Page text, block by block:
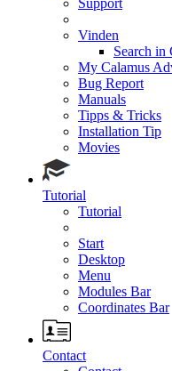
Support
Vinden
Search in
My Calamus
Bug Report
Manuals
Tipps & Tricks
Installation Tip
Movies
Tutorial
Tutorial
Start
Desktop
Menu
Modules Bar
Coordinates Bar
Contact